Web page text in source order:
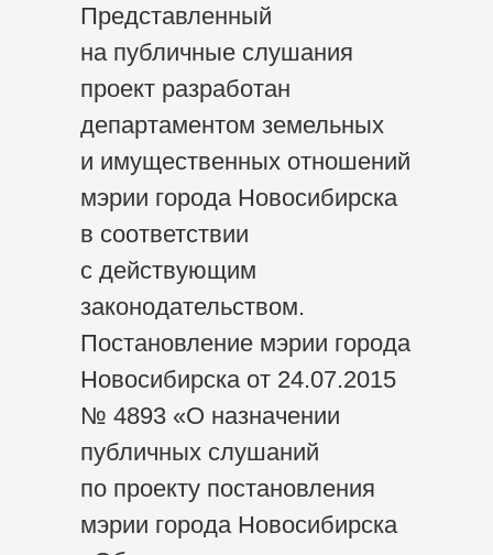
Представленный
на публичные слушания
проект разработан
департаментом земельных
и имущественных отношений
мэрии города Новосибирска
в соответствии
с действующим
законодательством.
Постановление мэрии города
Новосибирска от 24.07.2015
№ 4893 «О назначении
публичных слушаний
по проекту постановления
мэрии города Новосибирска